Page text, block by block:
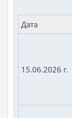
Дата
15.06.2026 г.